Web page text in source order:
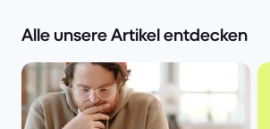
Alle unsere Artikel entdecken